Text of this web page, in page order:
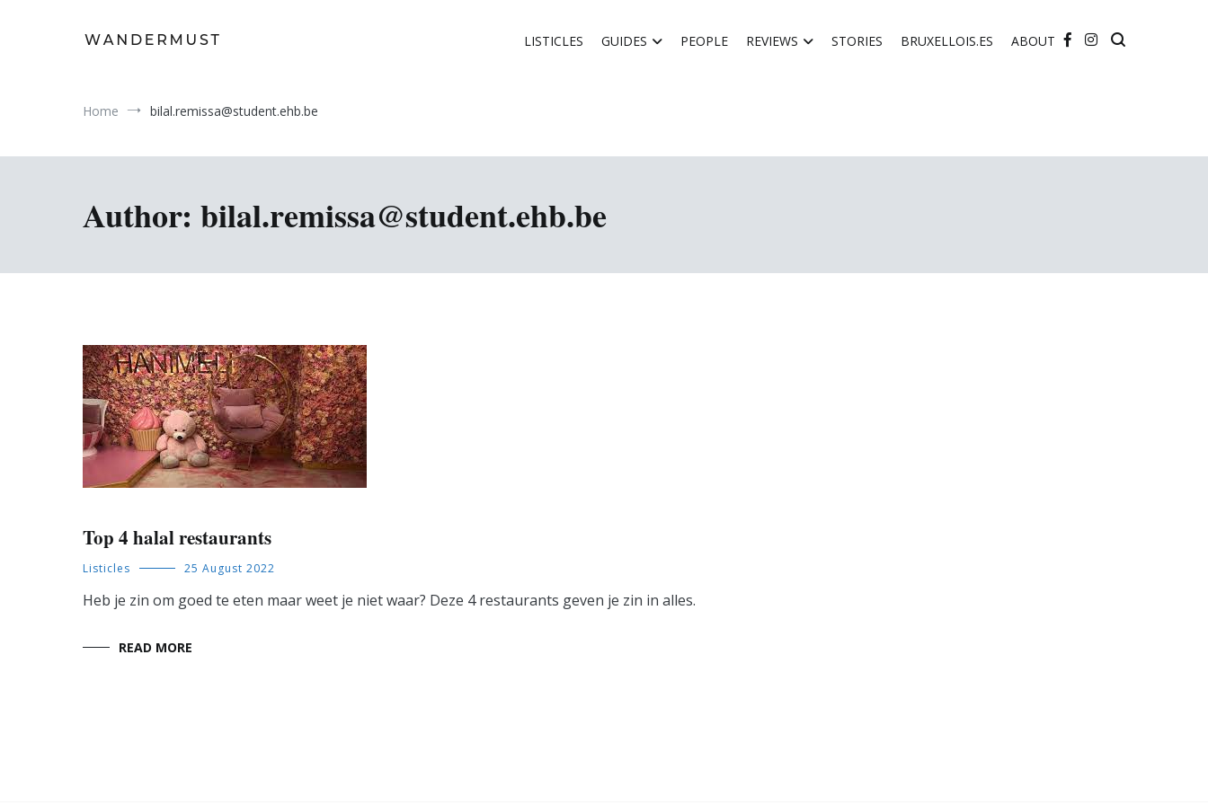
LISTICLES GUIDES PEOPLE REVIEWS STORIES BRUXELLOIS.ES ABOUT
Home bilal.remissa@student.ehb.be
Author: bilal.remissa@student.ehb.be
Top 4 halal restaurants
Listicles 25 August 2022
Heb je zin om goed te eten maar weet je niet waar? Deze 4 restaurants geven je zin in alles.
READ MORE